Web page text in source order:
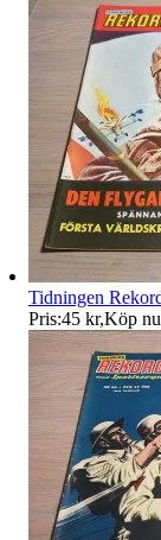
Tidningen
Pris:45 kr,Köp nu